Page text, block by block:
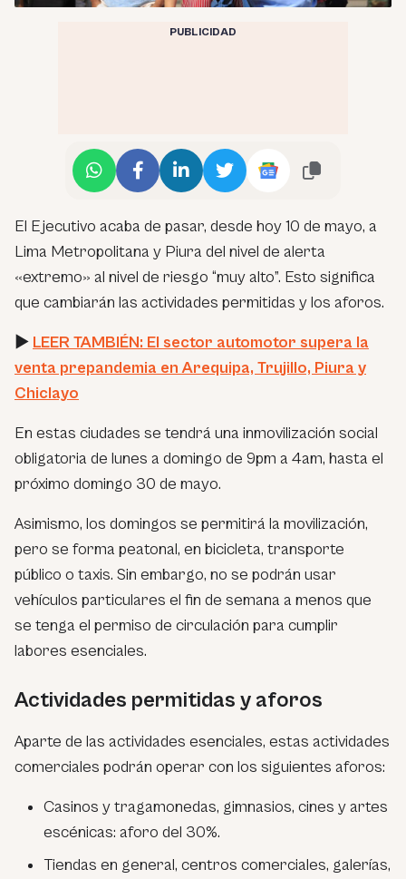
PUBLICIDAD
El Ejecutivo acaba de pasar, desde hoy 10 de mayo, a
Lima Metropolitana y Piura del nivel de alerta
«extremo» al nivel de riesgo “muy alto”. Esto significa
que cambiarán las actividades permitidas y los aforos.
► LEER TAMBIÉN: El sector automotor supera la
venta prepandemia en Arequipa, Trujillo, Piura y
Chiclayo
En estas ciudades se tendrá una inmovilización social
obligatoria de lunes a domingo de 9pm a 4am, hasta el
próximo domingo 30 de mayo.
Asimismo, los domingos se permitirá la movilización,
pero se forma peatonal, en bicicleta, transporte
público o taxis. Sin embargo, no se podrán usar
vehículos particulares el fin de semana a menos que
se tenga el permiso de circulación para cumplir
labores esenciales.
Actividades permitidas y aforos
Aparte de las actividades esenciales, estas actividades
comerciales podrán operar con los siguientes aforos:
Casinos y tragamonedas, gimnasios, cines y artes
escénicas: aforo del 30%.
Tiendas en general, centros comerciales, galerías,